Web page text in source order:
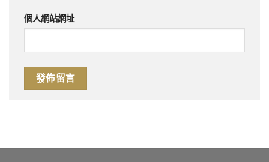
個人網站網址